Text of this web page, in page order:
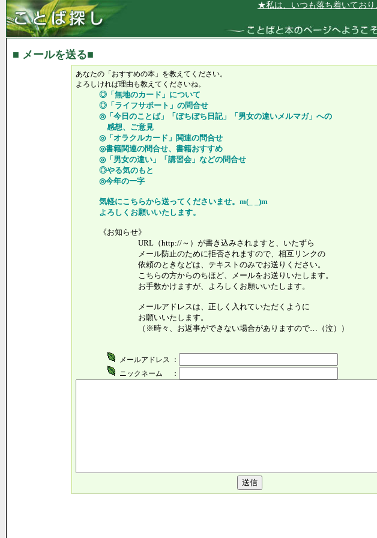
★私は、いつも落ち着いており、
■ メールを送る■
あなたの「おすすめの本」を教えてください。
よろしければ理由も教えてくださいね。
◎「無地のカード」について
◎「ライフサポート」の問合せ
◎「今日のことば」「ぼちぼち日記」「男女の違いメルマガ」への
感想、ご意見
◎「オラクルカード」関連の問合せ
◎書籍関連の問合せ、書籍おすすめ
◎「男女の違い」「講習会」などの問合せ
◎やる気のもと
◎今年の一字
気軽にこちらから送ってくださいませ。m(_ _)m
よろしくお願いいたします。
《お知らせ》
URL（http://～）が書き込みされますと、いたずら
メール防止のために拒否されますので、相互リンクの
依頼のときなどは、テキストのみでお送りください。
こちらの方からのちほど、メールをお送りいたします。
お手数かけますが、よろしくお願いいたします。
メールアドレスは、正しく入れていただくように
お願いいたします。
（※時々、お返事ができない場合がありますので…（泣））
メールアドレス ：
ニックネーム ：